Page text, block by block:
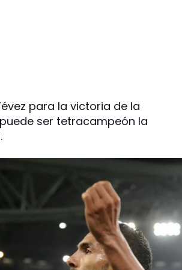
para la victoria de la
ser tetracampeón la